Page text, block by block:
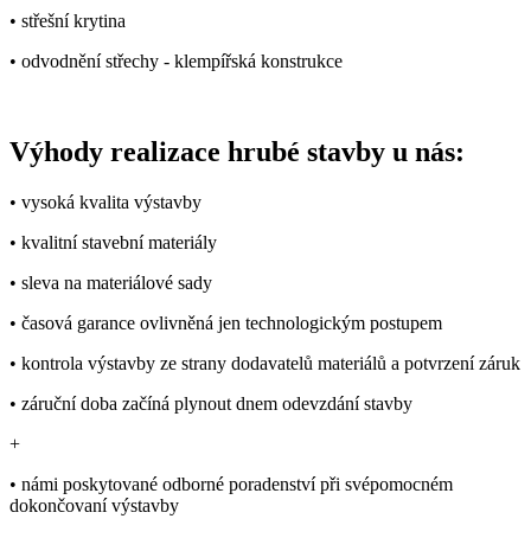
• střešní krytina
• odvodnění střechy - klempířská konstrukce
Výhody realizace hrubé stavby u nás:
• vysoká kvalita výstavby
• kvalitní stavební materiály
• sleva na materiálové sady
• časová garance ovlivněná jen technologickým postupem
• kontrola výstavby ze strany dodavatelů materiálů a potvrzení záruk
• záruční doba začíná plynout dnem odevzdání stavby
+
• námi poskytované odborné poradenství při svépomocném
dokončovaní výstavby